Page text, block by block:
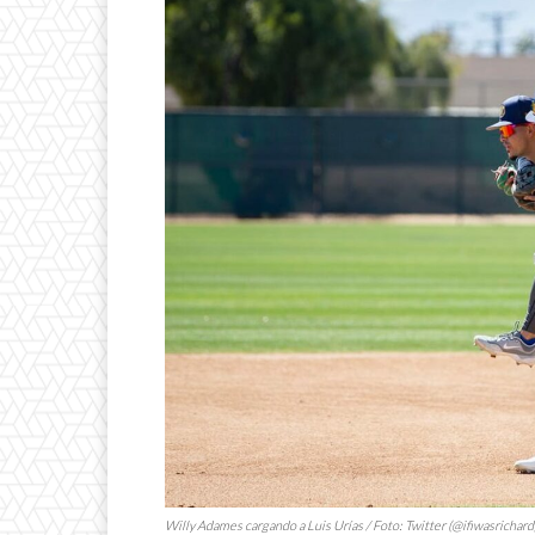
Willy Adames cargando a Luis Urías / Foto: Twitter